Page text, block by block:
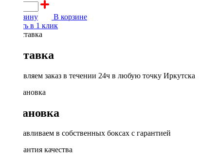
В корзину
В корзине
Купить в 1 клик
Доставка
Доставляем заказ в течении 24ч в любую точку Иркутска
Установка
Устанавливаем в собственных боксах с гарантией